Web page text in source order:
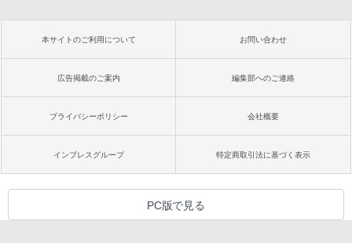
本サイトのご利用について お問い合わせ
広告掲載のご案内 編集部へのご連絡
プライバシーポリシー 会社概要
インプレスグループ 特定商取引法に基づく表示
PC版で見る